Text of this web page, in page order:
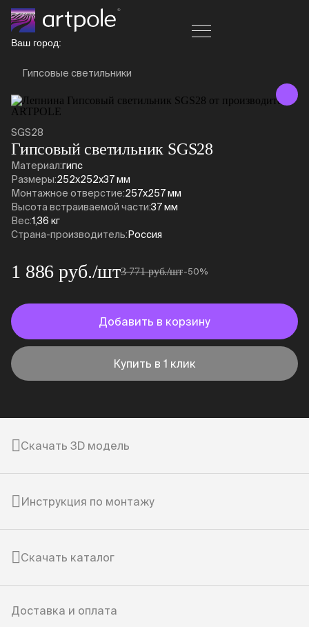
Ваш город:
Гипсовые светильники
SGS28
Гипсовый светильник SGS28
Материал:гипс
Размеры:252x252x37 мм
Монтажное отверстие:257х257 мм
Высота встраиваемой части:37 мм
Вес:1,36 кг
Страна-производитель: Россия
1 886 руб./шт3 771 руб./шт-50%
Добавить в корзину
Купить в 1 клик
Скачать 3D модель
Инструкция по монтажу
Скачать каталог
Доставка и оплата